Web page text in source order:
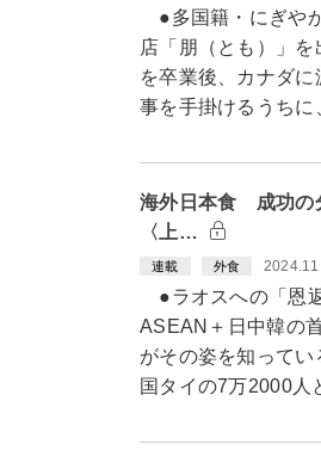
●多国籍・にぎや
店「朋（とも）」
を卒業後、カナダ
事を手掛けるうち
海外日本食 成功の
〈上…
連載 外食
●ラオスへの「恩
ASEAN＋日中韓の
がその姿を知って
国タイの7万2000